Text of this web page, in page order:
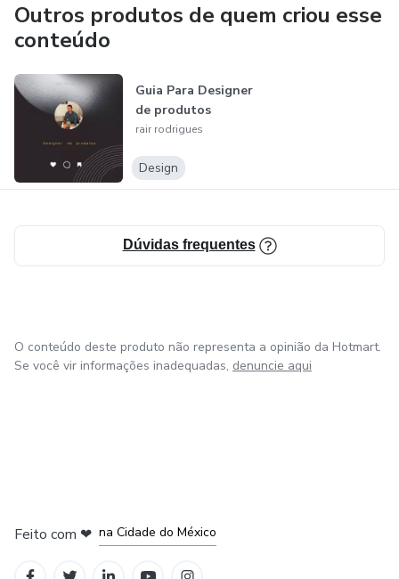
Outros produtos de quem criou esse
conteúdo
Guia Para Designer
de produtos
rair rodrigues
Design
Dúvidas frequentes
O conteúdo deste produto não representa a opinião da Hotmart.
Se você vir informações inadequadas, denuncie aqui
Feito com ❤ na Cidade do México